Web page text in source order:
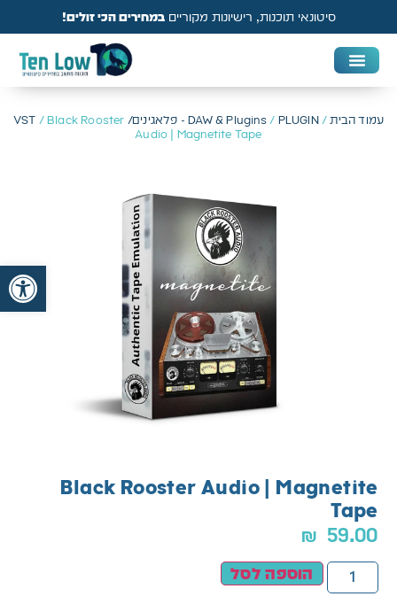
סיטונאי תוכנות, רישיונות מקורייםבמחירים הכי זולים!
עמוד הבית/
DAW & Plugins/ PLUGIN - פלאגינים/ VST
/ Black Rooster
Audio | Magnetite Tape
Black Rooster Audio | Magnetite
Tape
₪ 59.00
הוספה לסל